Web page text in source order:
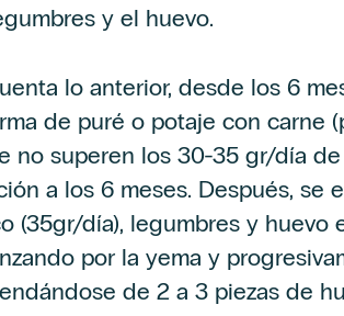
y el huevo.
lo anterior, desde los 6
de puré o potaje con carne
no superen los 30-35 gr/día
a los 6 meses. Después, se
(35gr/día), legumbres y huevo
por la yema y
de 2 a 3 piezas de